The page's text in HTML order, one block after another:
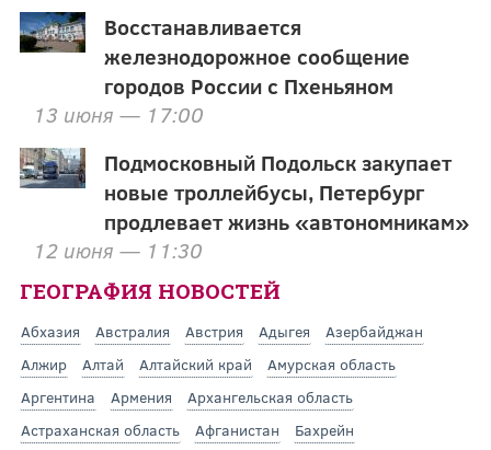
Восстанавливается
железнодорожное сообщение
городов России с Пхеньяном
13 июня — 17:00
Подмосковный Подольск закупает
новые троллейбусы, Петербург
продлевает жизнь «автономникам»
12 июня — 11:30
ГЕОГРАФИЯ НОВОСТЕЙ
Абхазия Австралия Австрия Адыгея
Азербайджан
Алжир
Алтай Алтайский край
Амурская область
Аргентина
Армения
Архангельская область
Астраханская область
Афганистан
Бахрейн